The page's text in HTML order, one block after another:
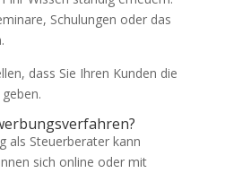
Schulungen oder das
dass Sie Ihren Kunden die
als Steuerberater kann
sich online oder mit